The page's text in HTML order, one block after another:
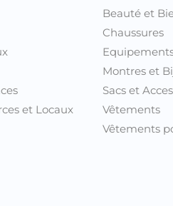
et Locaux
Beauté et
Chaussures
Montres et
Sacs et
Vêtements
Vêtements